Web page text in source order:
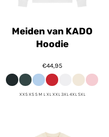
Meiden van KADO
Hoodie
€44,95
XXS XS S M L XL XXL 3XL 4XL 5XL